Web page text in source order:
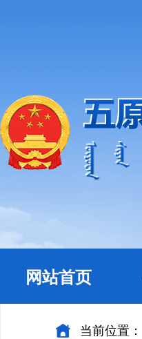
网站首页
当前位置：